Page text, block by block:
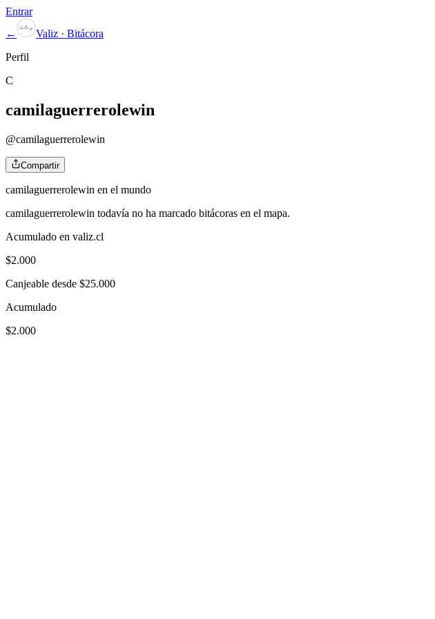
Entrar
←
Valiz · Bitácora
Perfil
C
camilaguerrerolewin
@camilaguerrerolewin
Compartir
camilaguerrerolewin en el mundo
camilaguerrerolewin todavía no ha marcado bitácoras en el mapa.
Acumulado en valiz.cl
$2.000
Canjeable desde $25.000
Acumulado
$2.000